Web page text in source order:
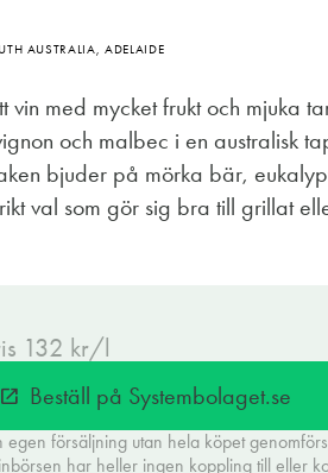
AUSTRALIA, ADELAIDE
vin med mycket frukt och mjuka
och malbec i en australisk
bjuder på mörka bär,
val som gör sig bra till grillat
132 kr/l
open_in_new Beställ på Systembolaget.se
egen försäljning utan hela köpet
har heller ingen koppling till eller